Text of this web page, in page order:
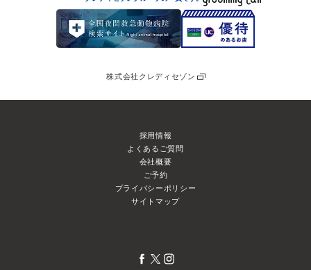
株式会社クレディセゾン
採用情報
よくあるご質問
会社概要
ご予約
プライバシーポリシー
サイトマップ